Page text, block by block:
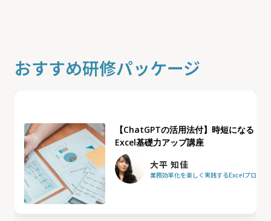
おすすめ研修パッケージ
【ChatGPTの活用法付】時短になる
Excel基礎力アップ講座
大平 知佳
業務効率化を楽しく実践するExcelプロフェ